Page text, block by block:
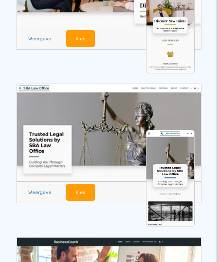
Weergave Kies
Weergave Kies